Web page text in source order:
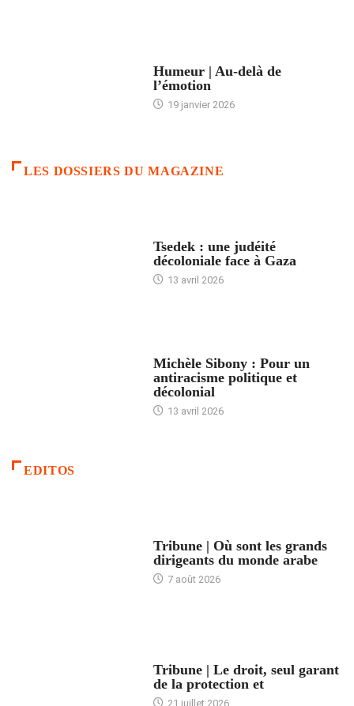
Humeur | Au-delà de
l’émotion
19 janvier 2026
LES DOSSIERS DU MAGAZINE
Tsedek : une judéité
décoloniale face à Gaza
13 avril 2026
Michèle Sibony : Pour un
antiracisme politique et
décolonial
13 avril 2026
EDITOS
Tribune | Où sont les grands
dirigeants du monde arabe
7 août 2026
Tribune | Le droit, seul garant
de la protection et
21 juillet 2026